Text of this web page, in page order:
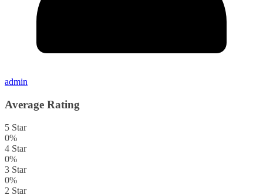
admin
Average Rating
5 Star
0%
4 Star
0%
3 Star
0%
2 Star